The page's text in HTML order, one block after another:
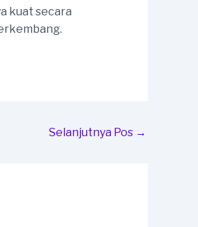
kuat secara
Selanjutnya Pos →